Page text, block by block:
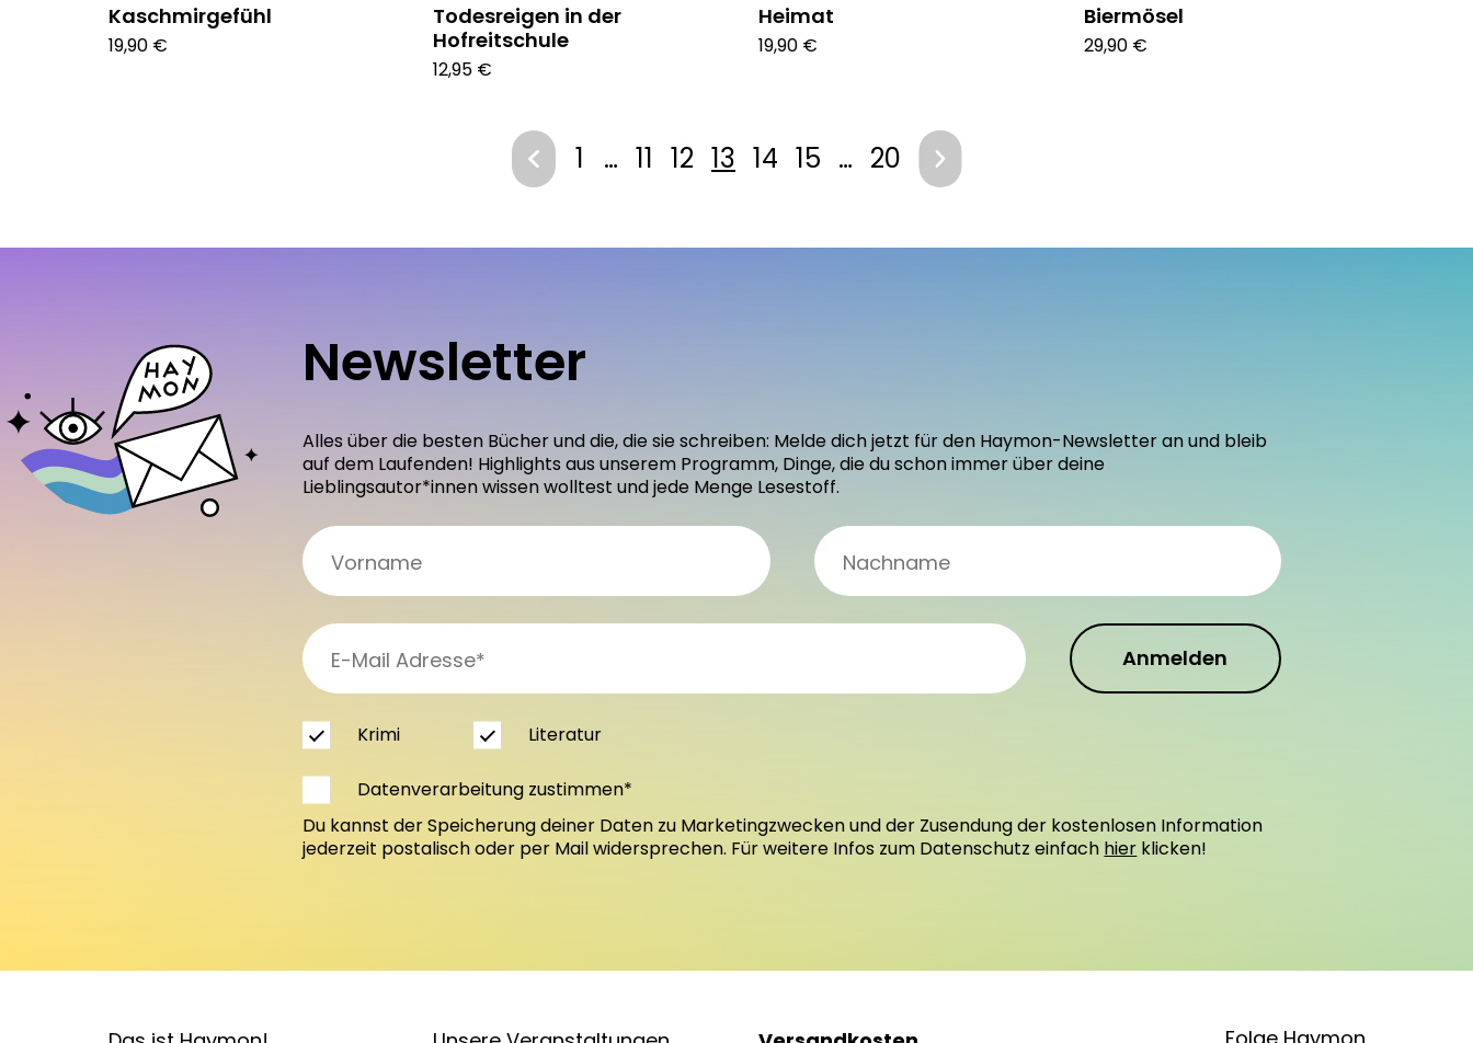
Kaschmirgefühl
19,90 €
Todesreigen in der
Hofreitschule
12,95 €
Heimat
19,90 €
Biermösel
29,90 €
1 … 11 12 13 14 15 … 20
Newsletter
Alles über die besten Bücher und die, die sie schreiben: Melde dich jetzt für den Haymon-Newsletter an und bleib
auf dem Laufenden! Highlights aus unserem Programm, Dinge, die du schon immer über deine
Lieblingsautor*innen wissen wolltest und jede Menge Lesestoff.
Anmelden
Krimi Literatur
Datenverarbeitung zustimmen*
Du kannst der Speicherung deiner Daten zu Marketingzwecken und der Zusendung der kostenlosen Information
jederzeit postalisch oder per Mail widersprechen. Für weitere Infos zum Datenschutz einfach hier klicken!